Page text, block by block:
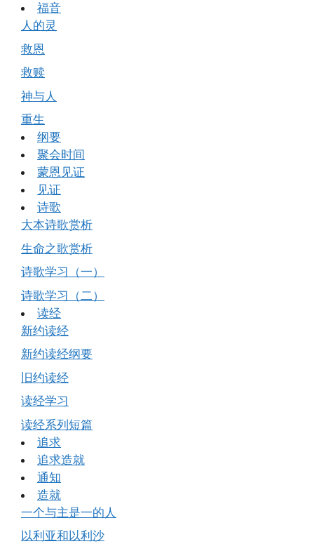
福音
人的灵
救恩
救赎
神与人
重生
纲要
聚会时间
蒙恩见证
见证
诗歌
大本诗歌赏析
生命之歌赏析
诗歌学习（一）
诗歌学习（二）
读经
新约读经
新约读经纲要
旧约读经
读经学习
读经系列短篇
追求
追求造就
通知
造就
一个与主是一的人
以利亚和以利沙